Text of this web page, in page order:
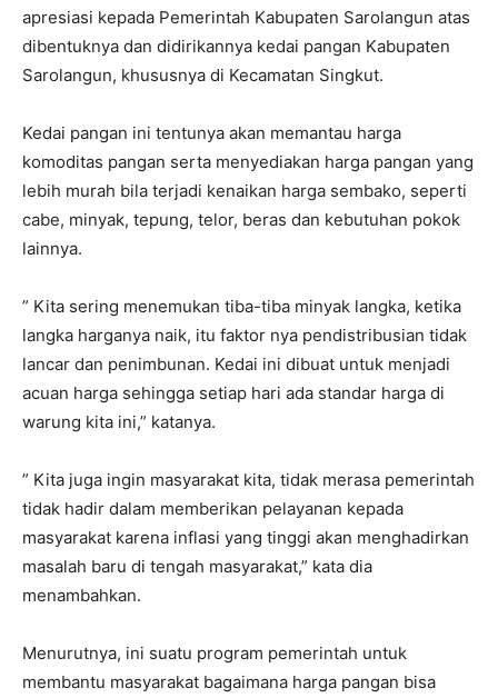
apresiasi kepada Pemerintah Kabupaten Sarolangun atas
dibentuknya dan didirikannya kedai pangan Kabupaten
Sarolangun, khususnya di Kecamatan Singkut.
Kedai pangan ini tentunya akan memantau harga
komoditas pangan serta menyediakan harga pangan yang
lebih murah bila terjadi kenaikan harga sembako, seperti
cabe, minyak, tepung, telor, beras dan kebutuhan pokok
lainnya.
” Kita sering menemukan tiba-tiba minyak langka, ketika
langka harganya naik, itu faktor nya pendistribusian tidak
lancar dan penimbunan. Kedai ini dibuat untuk menjadi
acuan harga sehingga setiap hari ada standar harga di
warung kita ini,” katanya.
” Kita juga ingin masyarakat kita, tidak merasa pemerintah
tidak hadir dalam memberikan pelayanan kepada
masyarakat karena inflasi yang tinggi akan menghadirkan
masalah baru di tengah masyarakat,” kata dia
menambahkan.
Menurutnya, ini suatu program pemerintah untuk
membantu masyarakat bagaimana harga pangan bisa